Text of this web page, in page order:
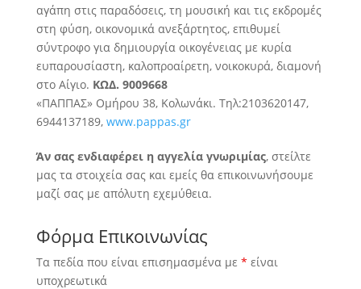
αγάπη στις παραδόσεις, τη μουσική και τις εκδρομές
στη φύση, οικονομικά ανεξάρτητος, επιθυμεί
σύντροφο για δημιουργία οικογένειας με κυρία
ευπαρουσίαστη, καλοπροαίρετη, νοικοκυρά, διαμονή
στο Αίγιο. ΚΩΔ. 9009668
«ΠΑΠΠΑΣ» Ομήρου 38, Κολωνάκι. Τηλ:2103620147,
6944137189, www.pappas.gr
Άν σας ενδιαφέρει η αγγελία γνωριμίας, στείλτε
μας τα στοιχεία σας και εμείς θα επικοινωνήσουμε
μαζί σας με απόλυτη εχεμύθεια.
Φόρμα Επικοινωνίας
Τα πεδία που είναι επισημασμένα με * είναι
υποχρεωτικά